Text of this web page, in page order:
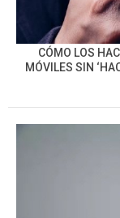
CÓMO LOS
MÓVILES SIN